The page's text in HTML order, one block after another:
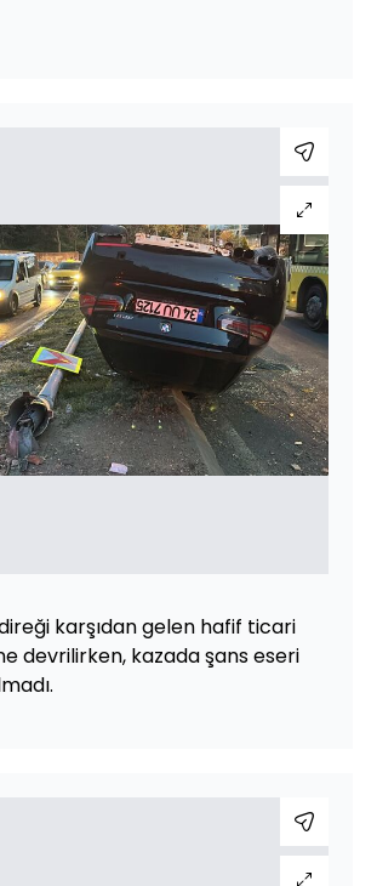
karşıdan gelen hafif ticari
devrilirken, kazada şans eseri